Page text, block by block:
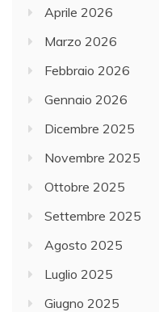
Aprile 2026
Marzo 2026
Febbraio 2026
Gennaio 2026
Dicembre 2025
Novembre 2025
Ottobre 2025
Settembre 2025
Agosto 2025
Luglio 2025
Giugno 2025